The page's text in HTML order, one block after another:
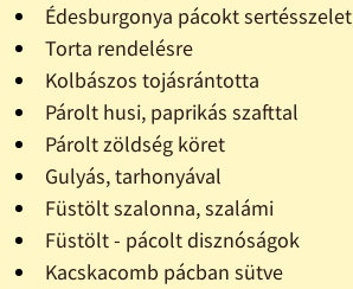
Édesburgonya pácokt sertésszelet
Torta rendelésre
Kolbászos tojásrántotta
Párolt husi, paprikás szafttal
Párolt zöldség köret
Gulyás, tarhonyával
Füstölt szalonna, szalámi
Füstölt - pácolt disznóságok
Kacskacomb pácban sütve